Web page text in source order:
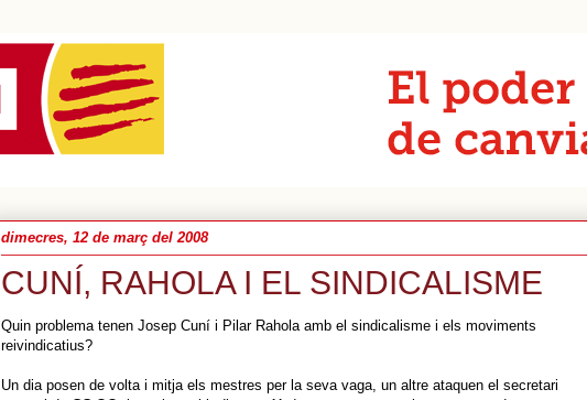
dimecres, 12 de març del 2008
CUNÍ, RAHOLA I EL SINDICALISME
Quin problema tenen Josep Cuní i Pilar Rahola amb el sindicalisme i els moviments
reivindicatius?
Un dia posen de volta i mitja els mestres per la seva vaga, un altre ataquen el secretari